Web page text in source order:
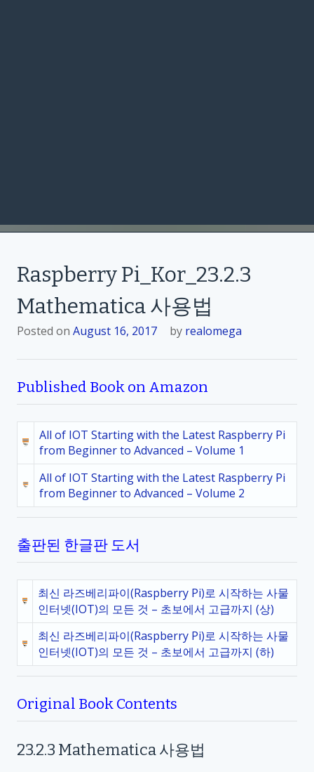
Raspberry Pi_Kor_23.2.3
Mathematica 사용법
Posted on August 16, 2017 by realomega
Published Book on Amazon
All of IOT Starting with the Latest Raspberry Pi
from Beginner to Advanced – Volume 1
All of IOT Starting with the Latest Raspberry Pi
from Beginner to Advanced – Volume 2
출판된 한글판 도서
최신 라즈베리파이(Raspberry Pi)로 시작하는 사물
인터넷(IOT)의 모든 것 – 초보에서 고급까지 (상)
최신 라즈베리파이(Raspberry Pi)로 시작하는 사물
인터넷(IOT)의 모든 것 – 초보에서 고급까지 (하)
Original Book Contents
23.2.3 Mathematica사용법